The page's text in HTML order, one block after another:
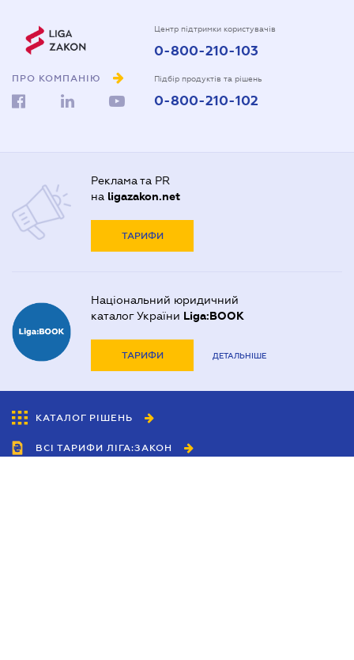
ПРО КОМПАНІЮ
Центр підтримки користувачів
0-800-210-103
Підбір продуктів та рішень
0-800-210-102
Реклама та PR
на ligazakon.net
ТАРИФИ
Національний юридичний
каталог України Liga:BOOK
ТАРИФИ ДЕТАЛЬНІШЕ
КАТАЛОГ РІШЕНЬ
ВСІ ТАРИФИ ЛІГА:ЗАКОН